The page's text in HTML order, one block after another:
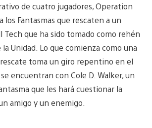
de cuatro jugadores, Operation
los Fantasmas que rescaten a un
Tech que ha sido tomado como rehén
Unidad. Lo que comienza como una
toma un giro repentino en el
encuentran con Cole D. Walker, un
que les hará cuestionar la
amigo y un enemigo.